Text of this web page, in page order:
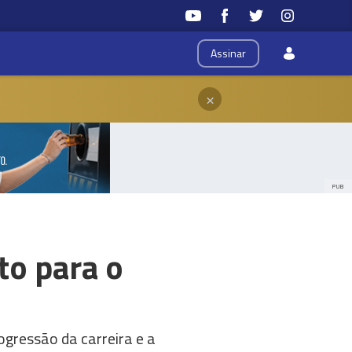
Assinar
×
PUB
para o
da carreira e a